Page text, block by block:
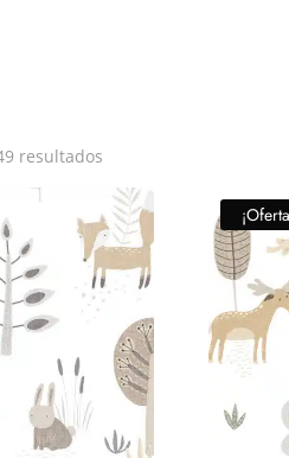
resultados
precio:
bajo
a
alto